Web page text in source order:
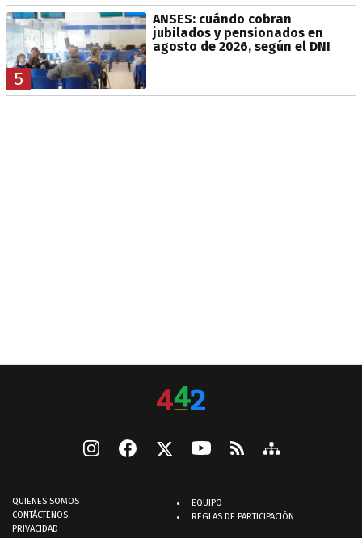
5
ANSES: cuándo cobran
jubilados y pensionados en
agosto de 2026, según el DNI
QUIENES SOMOS
CONTÁCTENOS
PRIVACIDAD
EQUIPO
REGLAS DE PARTICIPACIÓN